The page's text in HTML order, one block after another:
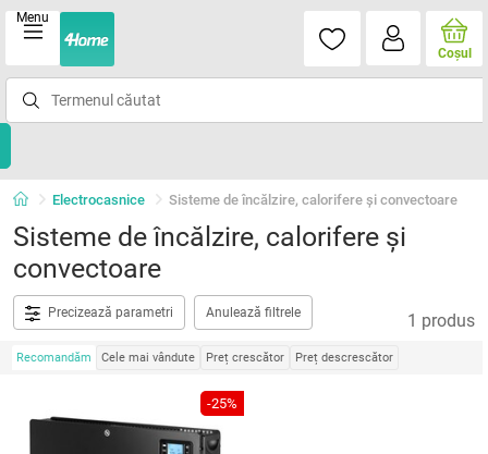
Menu
Coşul
Electrocasnice Sisteme de încălzire, calorifere și convectoare
Sisteme de încălzire, calorifere și
convectoare
Precizează parametri Anulează filtrele 1 produs
Recomandăm Cele mai vândute Preț crescător Preț descrescător
-25%